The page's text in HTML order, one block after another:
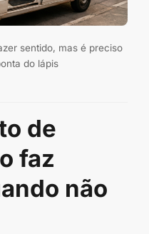
sentido, mas é preciso
do lápis
de
faz
não